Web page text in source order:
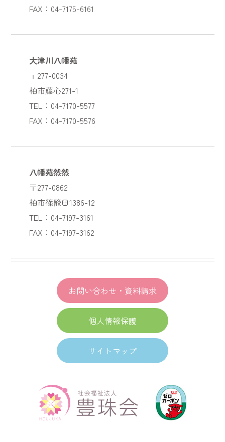
FAX：04-7175-6161
大津川八幡苑
〒277-0034
柏市藤心271-1
TEL：04-7170-5577
FAX：04-7170-5576
八幡苑然然
〒277-0862
柏市篠籠田1386-12
TEL：04-7197-3161
FAX：04-7197-3162
お問い合わせ・資料請求
個人情報保護
サイトマップ